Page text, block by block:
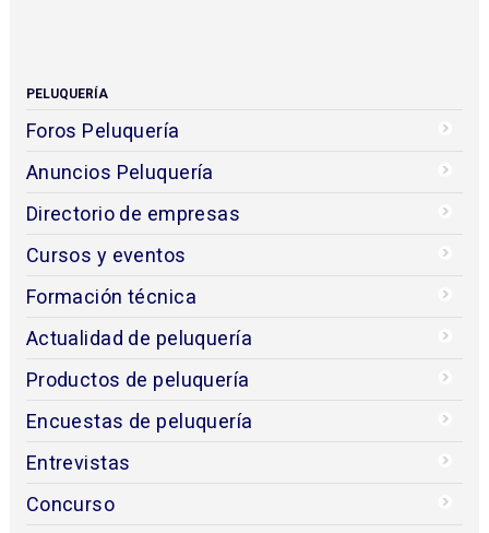
PELUQUERÍA
Foros Peluquería
Anuncios Peluquería
Directorio de empresas
Cursos y eventos
Formación técnica
Actualidad de peluquería
Productos de peluquería
Encuestas de peluquería
Entrevistas
Concurso